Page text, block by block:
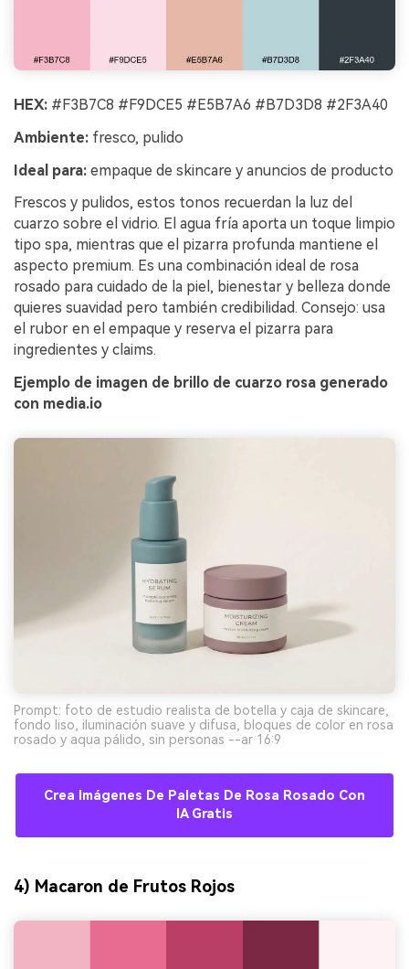
HEX: #F3B7C8 #F9DCE5 #E5B7A6 #B7D3D8 #2F3A40
Ambiente: fresco, pulido
Ideal para: empaque de skincare y anuncios de producto
Frescos y pulidos, estos tonos recuerdan la luz del
cuarzo sobre el vidrio. El agua fría aporta un toque limpio
tipo spa, mientras que el pizarra profunda mantiene el
aspecto premium. Es una combinación ideal de rosa
rosado para cuidado de la piel, bienestar y belleza donde
quieres suavidad pero también credibilidad. Consejo: usa
el rubor en el empaque y reserva el pizarra para
ingredientes y claims.
Ejemplo de imagen de brillo de cuarzo rosa generado
con media.io
Prompt: foto de estudio realista de botella y caja de skincare,
fondo liso, iluminación suave y difusa, bloques de color en rosa
rosado y aqua pálido, sin personas --ar 16:9
Crea Imágenes De Paletas De Rosa Rosado Con
IA Gratis
4) Macaron de Frutos Rojos